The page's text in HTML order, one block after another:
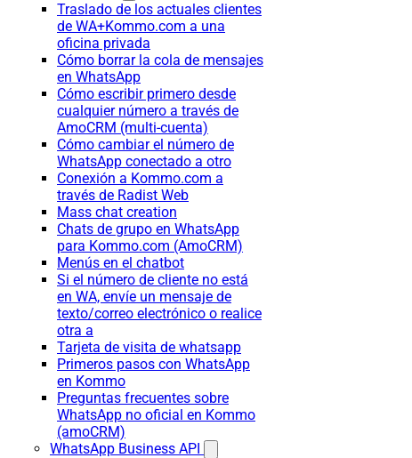
Traslado de los actuales clientes
de WA+Kommo.com a una
oficina privada
Cómo borrar la cola de mensajes
en WhatsApp
Cómo escribir primero desde
cualquier número a través de
AmoCRM (multi-cuenta)
Cómo cambiar el número de
WhatsApp conectado a otro
Conexión a Kommo.com a
través de Radist Web
Mass chat creation
Chats de grupo en WhatsApp
para Kommo.com (AmoCRM)
Menús en el chatbot
Si el número de cliente no está
en WA, envíe un mensaje de
texto/correo electrónico o realice
otra a
Tarjeta de visita de whatsapp
Primeros pasos con WhatsApp
en Kommo
Preguntas frecuentes sobre
WhatsApp no oficial en Kommo
(amoCRM)
WhatsApp Business API